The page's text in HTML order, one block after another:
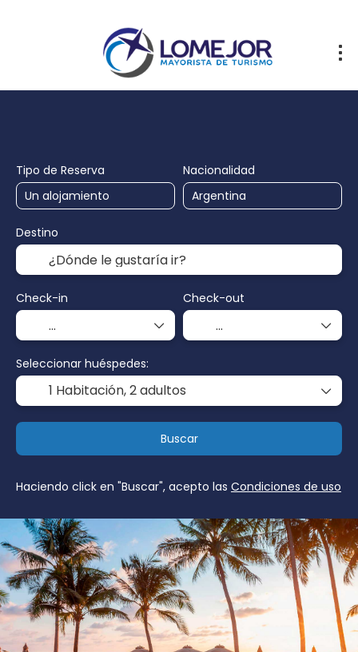
Tipo de Reserva Nacionalidad
Destino
Check-in Check-out
Seleccionar huéspedes:
1 Habitación,2 adultos
Buscar
Haciendo click en "Buscar", acepto las Condiciones de uso